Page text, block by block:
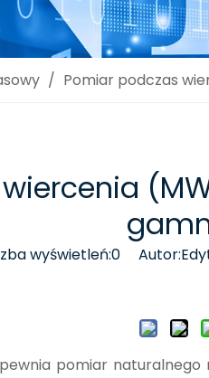
/ Pomiar podczas
wyświetleń:0
pomiar